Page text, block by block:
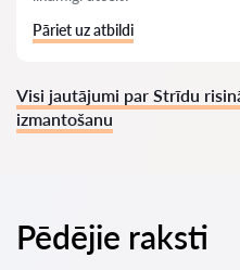
Pāriet uz atbildi
Visi jautājumi par Strīdu
izmantošanu
Pēdējie raksti